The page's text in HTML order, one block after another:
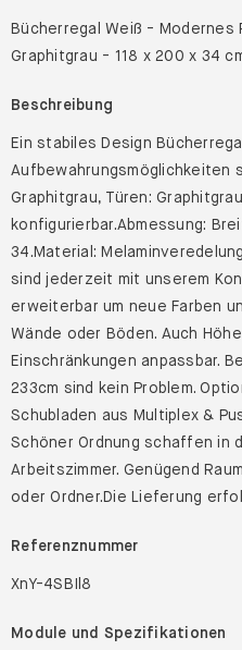
Bücherregal Weiß - Modernes
Graphitgrau - 118 x 200 x 34
Beschreibung
Ein stabiles Design
Aufbewahrungsmöglichkeiten
Graphitgrau, Türen:
konfigurierbar.Abmessung:
34.Material:
sind jederzeit mit unserem
erweiterbar um neue Farben
Wände oder Böden. Auch
Einschränkungen anpassbar.
233cm sind kein Problem.
Schubladen aus Multiplex &
Schöner Ordnung schaffen in
Arbeitszimmer. Genügend
oder Ordner.Die Lieferung
Referenznummer
XnY-4SBIl8
Module und Spezifikationen